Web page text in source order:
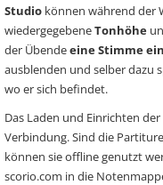
Studio können während der
wiedergegebeneTonhöhe
der Übendeeine Stimme
ausblenden und selber dazu
wo er sich befindet.
Das Laden und Einrichten
Verbindung. Sind die
können sie offline genutzt
scorio.com in die